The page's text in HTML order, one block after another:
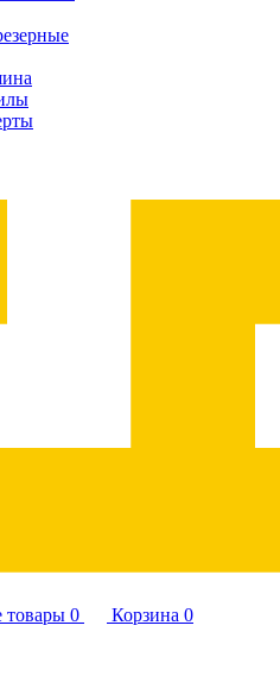
товары 0 Корзина 0